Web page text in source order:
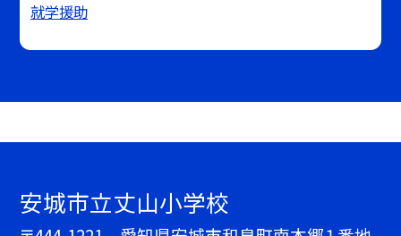
就学援助
安城市立丈山小学校